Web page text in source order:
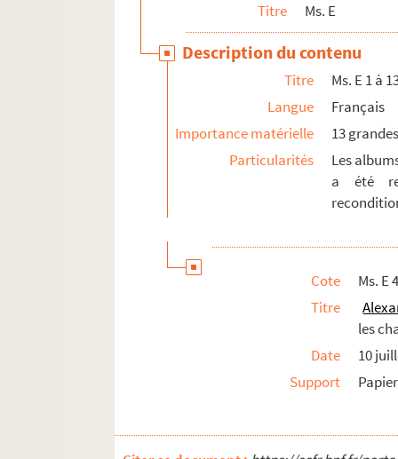
Titre Ms. E
Description du contenu
Titre
Ms. E 1 à
Langue
Français
Importance matérielle
13
Particularités
Les
a été
Cote
Ms. E
Titre
les
Date
10
Support
Papier